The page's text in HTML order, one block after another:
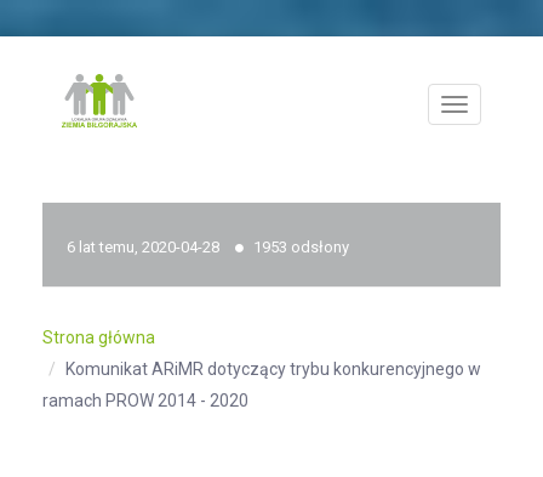
Menu
6 lat temu, 2020-04-28 1953 odsłony
Strona główna
Komunikat ARiMR dotyczący trybu konkurencyjnego w
ramach PROW 2014 - 2020